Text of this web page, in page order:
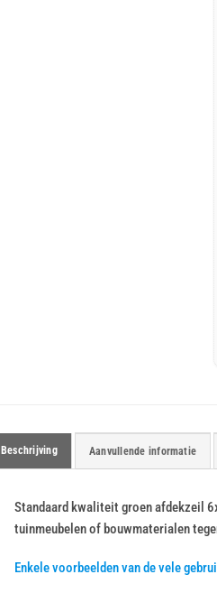
Beschrijving Aanvullende informatie
Standaard kwaliteit groen afdekzeil
tuinmeubelen of bouwmaterialen
Enkele voorbeelden van de vele